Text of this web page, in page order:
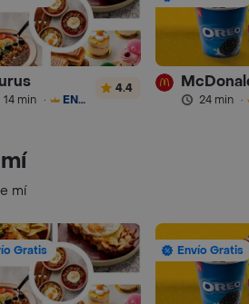
14 min · ENVÍO GRATIS
4.4
24 min ·
mí
Gratis Envío Gratis